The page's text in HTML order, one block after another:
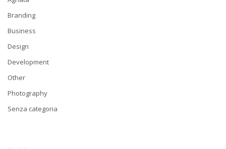
Branding
Business
Design
Development
Other
Photography
Senza categoria